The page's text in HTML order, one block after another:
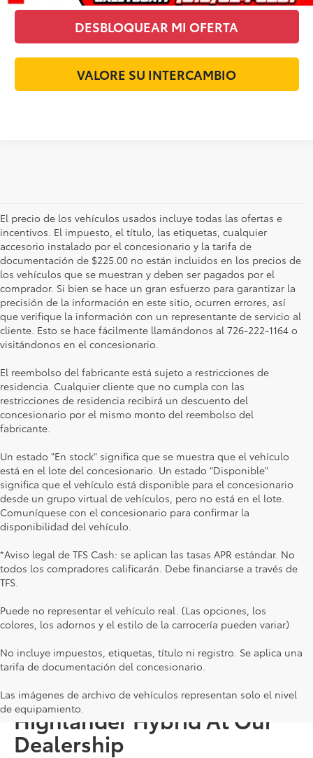
DESBLOQUEAR MI OFERTA
VALORE SU INTERCAMBIO
El precio de los vehículos usados incluye todas las ofertas e
incentivos. El impuesto, el título, las etiquetas, cualquier
accesorio instalado por el concesionario y la tarifa de
documentación de $225.00 no están incluidos en los precios de
los vehículos que se muestran y deben ser pagados por el
comprador. Si bien se hace un gran esfuerzo para garantizar la
precisión de la información en este sitio, ocurren errores, así
que verifique la información con un representante de servicio al
cliente. Esto se hace fácilmente llamándonos al 726-222-1164 o
visitándonos en el concesionario.
El reembolso del fabricante está sujeto a restricciones de
residencia. Cualquier cliente que no cumpla con las
restricciones de residencia recibirá un descuento del
concesionario por el mismo monto del reembolso del
fabricante.
Un estado "En stock" significa que se muestra que el vehículo
está en el lote del concesionario. Un estado "Disponible"
significa que el vehículo está disponible para el concesionario
desde un grupo virtual de vehículos, pero no está en el lote.
Comuníquese con el concesionario para confirmar la
disponibilidad del vehículo.
*Aviso legal de TFS Cash: se aplican las tasas APR estándar. No
todos los compradores calificarán. Debe financiarse a través de
TFS.
Puede no representar el vehículo real. (Las opciones, los
colores, los adornos y el estilo de la carrocería pueden variar)
No incluye impuestos, etiquetas, título ni registro. Se aplica una
tarifa de documentación del concesionario.
Las imágenes de archivo de vehículos representan solo el nivel
de equipamiento.
Shop for a Used Toyota
Highlander Hybrid At Our
Dealership